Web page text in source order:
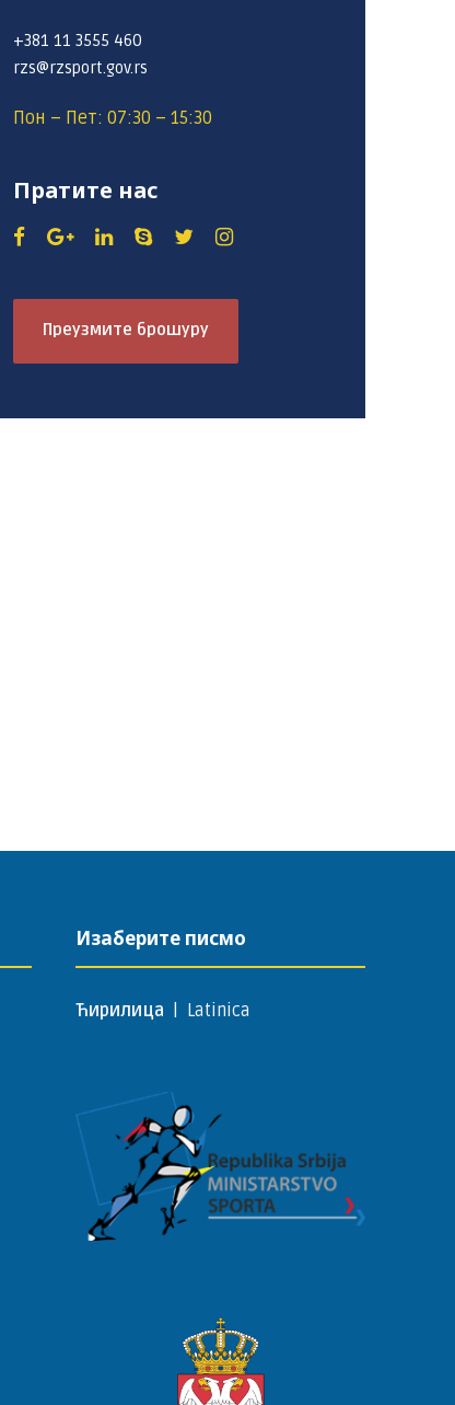
+381 11 3555 460
rzs@rzsport.gov.rs
Пон – Пет: 07:30 – 15:30
Пратите нас
Преузмите брошуру
Изаберите писмо
Ћирилица Latinica